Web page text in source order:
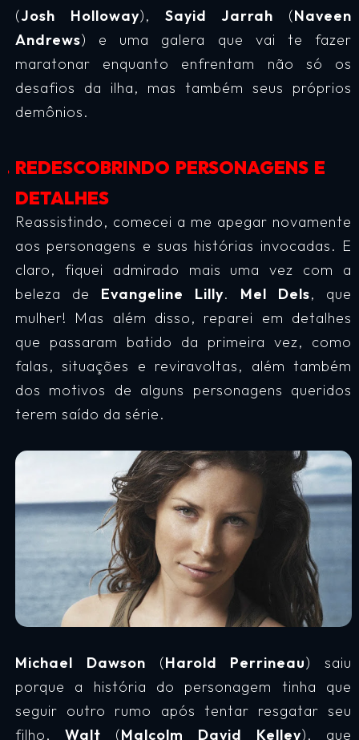
(Josh Holloway),Sayid Jarrah (Naveen
Andrews) e uma galera que vai te fazer
maratonar enquanto enfrentam não só os
desafios da ilha, mas também seus próprios
demônios.
REDESCOBRINDO PERSONAGENS E
DETALHES
Reassistindo, comecei a me apegar novamente
aos personagens e suas histórias invocadas. E
claro, fiquei admirado mais uma vez com a
beleza de Evangeline Lilly. Mel Dels, que
mulher! Mas além disso, reparei em detalhes
que passaram batido da primeira vez, como
falas, situações e reviravoltas, além também
dos motivos de alguns personagens queridos
terem saído da série.
Michael Dawson (Harold Perrineau) saiu
porque a história do personagem tinha que
seguir outro rumo após tentar resgatar seu
filho, Walt (Malcolm David Kelley), que